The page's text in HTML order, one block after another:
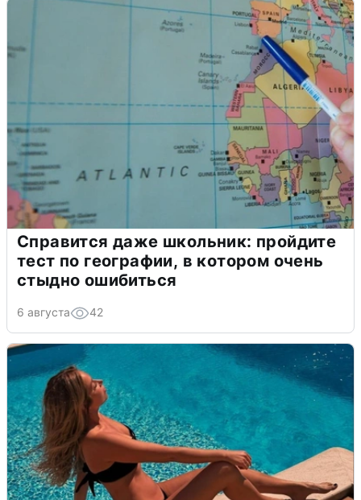
Справится даже школьник: пройдите
тест по географии, в котором очень
стыдно ошибиться
6 августа 42